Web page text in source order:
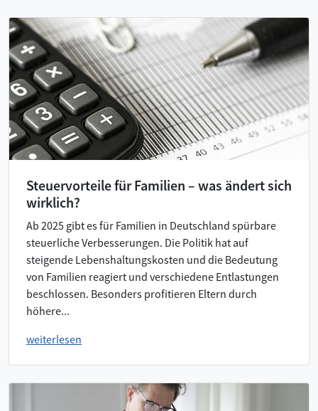
Steuervorteile für Familien – was ändert sich
wirklich?
Ab 2025 gibt es für Familien in Deutschland spürbare
steuerliche Verbesserungen. Die Politik hat auf
steigende Lebenshaltungskosten und die Bedeutung
von Familien reagiert und verschiedene Entlastungen
beschlossen. Besonders profitieren Eltern durch
höhere...
weiterlesen